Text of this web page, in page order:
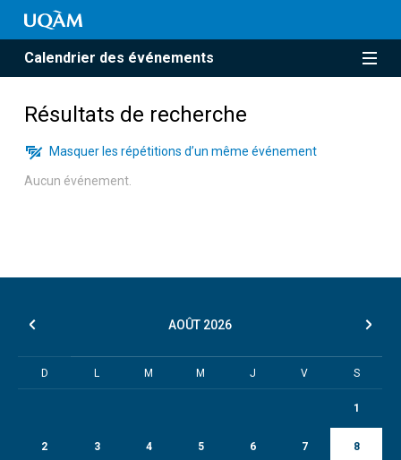
Calendrier des événements
Résultats de recherche
Masquer les répétitions d’un même événement
Aucun événement.
AOÛT 2026
D L M M J V S
1
2 3 4 5 6 7 8